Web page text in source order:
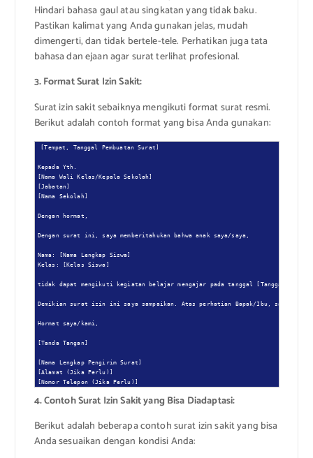
Hindari bahasa gaul atau singkatan yang tidak baku.
Pastikan kalimat yang Anda gunakan jelas, mudah
dimengerti, dan tidak bertele-tele. Perhatikan juga tata
bahasa dan ejaan agar surat terlihat profesional.
3. Format Surat Izin Sakit:
Surat izin sakit sebaiknya mengikuti format surat resmi.
Berikut adalah contoh format yang bisa Anda gunakan:
[Tempat, Tanggal Pembuatan Surat]
Kepada Yth.
[Nama Wali Kelas/Kepala Sekolah]
[Jabatan]
[Nama Sekolah]
Dengan hormat,
Dengan surat ini, saya memberitahukan bahwa anak saya/saya,
Nama: [Nama Lengkap Siswa]
Kelas: [Kelas Siswa]
tidak dapat mengikuti kegiatan belajar mengajar pada tanggal [Tanggal
Demikian surat izin ini saya sampaikan. Atas perhatian Bapak/Ibu, saya
Hormat saya/kami,
[Tanda Tangan]
[Nama Lengkap Pengirim Surat]
[Alamat (Jika Perlu)]
[Nomor Telepon (Jika Perlu)]
4. Contoh Surat Izin Sakit yang Bisa Diadaptasi:
Berikut adalah beberapa contoh surat izin sakit yang bisa
Anda sesuaikan dengan kondisi Anda: